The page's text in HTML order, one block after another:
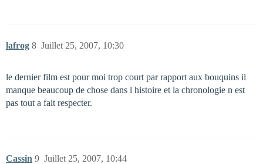
lafrog Juillet 25, 2007, 10:30
8
le dernier film est pour moi trop court par rapport aux bouquins il
manque beaucoup de chose dans l histoire et la chronologie n est
pas tout a fait respecter.
Cassin Juillet 25, 2007, 10:44
9